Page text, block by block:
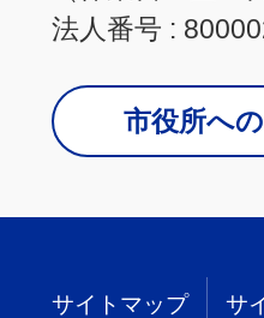
法人番号 :
市役所へ
サイトマップ サ